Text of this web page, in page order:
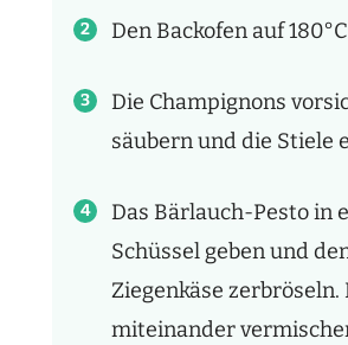
Den Backofen auf
Die Champignons
säubern und die Stiele
Das Bärlauch-Pesto in
Schüssel geben und
Ziegenkäse zerbröseln.
miteinander